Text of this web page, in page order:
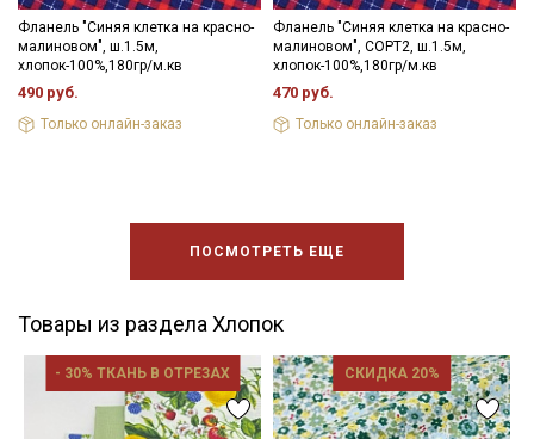
Фланель "Синяя клетка на красно-
малиновом", ш.1.5м,
хлопок-100%,180гр/м.кв
490 руб.
Только онлайн-заказ
Фланель "Синяя клетка на красно-
малиновом", СОРТ2, ш.1.5м,
хлопок-100%,180гр/м.кв
470 руб.
Только онлайн-заказ
ПОСМОТРЕТЬ ЕЩЕ
Товары из раздела Хлопок
- 30% ТКАНЬ В ОТРЕЗАХ СКИДКА 20%